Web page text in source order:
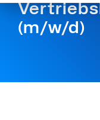
(m/w/d)